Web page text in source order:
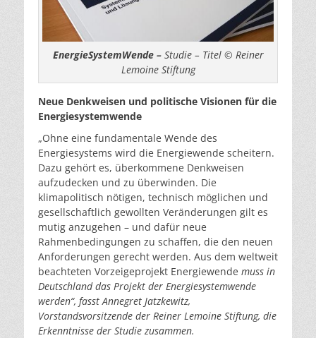
EnergieSystemWende –Studie – Titel © Reiner
Lemoine Stiftung
Neue Denkweisen und politische Visionen für die
Energiesystemwende
„Ohne eine fundamentale Wende des
Energiesystems wird die Energiewende scheitern.
Dazu gehört es, überkommene Denkweisen
aufzudecken und zu überwinden. Die
klimapolitisch nötigen, technisch möglichen und
gesellschaftlich gewollten Veränderungen gilt es
mutig anzugehen – und dafür neue
Rahmenbedingungen zu schaffen, die den neuen
Anforderungen gerecht werden. Aus dem weltweit
beachteten Vorzeigeprojekt Energiewende muss in
Deutschland das Projekt der Energiesystemwende
werden“, fasst Annegret Jatzkewitz,
Vorstandsvorsitzende der Reiner Lemoine Stiftung, die
Erkenntnisse der Studie zusammen.